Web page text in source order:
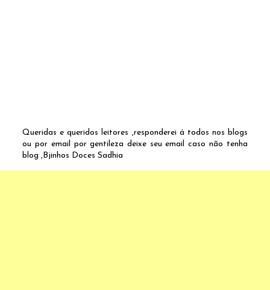
Queridas e queridos leitores ,responderei á todos nos blogs
ou por email por gentileza deixe seu email caso não tenha
blog ,Bjinhos Doces Sadhia